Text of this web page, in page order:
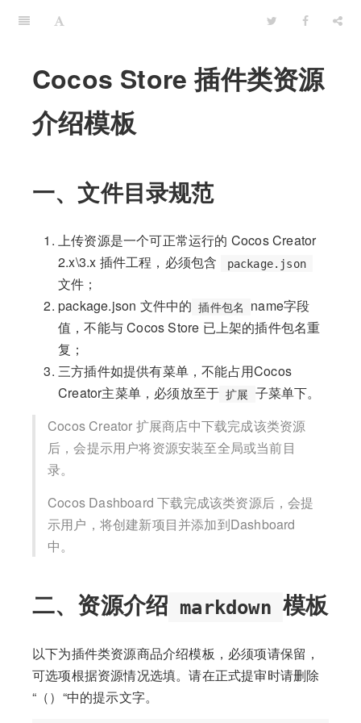
Cocos Store 插件类资源
介绍模板
一、文件目录规范
上传资源是一个可正常运行的 Cocos Creator
2.x\3.x 插件工程，必须包含
package.json
文件；
package.json 文件中的 插件包名
name字段
值，不能与 Cocos Store 已上架的插件包名重
复；
三方插件如提供有菜单，不能占用Cocos
Creator主菜单，必须放至于 扩展
子菜单下。
Cocos Creator 扩展商店中下载完成该类资源
后，会提示用户将资源安装至全局或当前目
录。
Cocos Dashboard 下载完成该类资源后，会提
示用户，将创建新项目并添加到Dashboard
中。
二、资源介绍 markdown 模板
以下为插件类资源商品介绍模板，必须项请保留，
可选项根据资源情况选填。请在正式提审时请删除
“（）“中的提示文字。